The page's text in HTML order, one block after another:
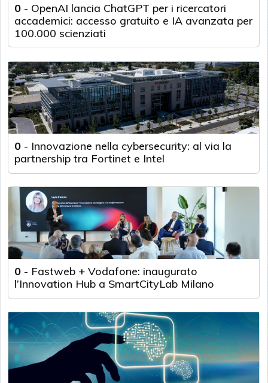
0 - OpenAI lancia ChatGPT per i ricercatori
accademici: accesso gratuito e IA avanzata per
100.000 scienziati
0 - Innovazione nella cybersecurity: al via la
partnership tra Fortinet e Intel
0 - Fastweb + Vodafone: inaugurato
l’Innovation Hub a SmartCityLab Milano